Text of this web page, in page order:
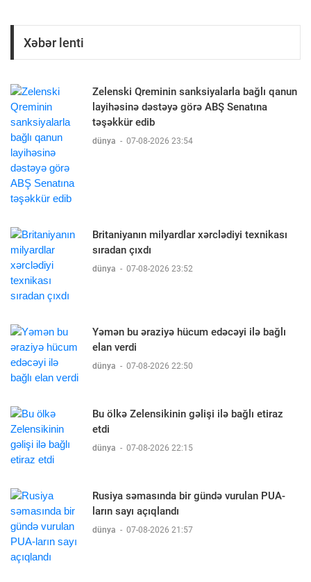
Xəbər lenti
Zelenski Qreminin sanksiyalarla bağlı qanun
layihəsinə dəstəyə görə ABŞ Senatına
təşəkkür edib
dünya - 07-08-2026 23:54
Britaniyanın milyardlar xərclədiyi texnikası
sıradan çıxdı
dünya - 07-08-2026 23:52
Yəmən bu əraziyə hücum edəcəyi ilə bağlı
elan verdi
dünya - 07-08-2026 22:50
Bu ölkə Zelensikinin gəlişi ilə bağlı etiraz
etdi
dünya - 07-08-2026 22:15
Rusiya səmasında bir gündə vurulan PUA-
ların sayı açıqlandı
dünya - 07-08-2026 21:57